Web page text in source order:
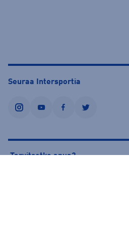
Seuraa Intersportia
instagramyoutubefacebooktwitter
Tarvitsetko apua?